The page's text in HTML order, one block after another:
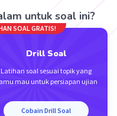
untuk soal ini?
SOAL GRATIS!
Drill Soal
Latihan soal sesuai topik yang
mau untuk persiapan ujian
Cobain Drill Soal